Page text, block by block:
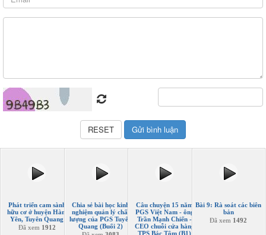
Phát triển cam sành
hữu cơ ở huyện Hàm
Yên, Tuyên Quang
Đã xem 1912
Chia sẻ bài học kinh
nghiệm quản lý chất
lượng của PGS Tuyên
Quang (Buổi 2)
Câu chuyện 15 năm
PGS Việt Nam - ông
Trần Mạnh Chiến -
CEO chuỗi cửa hàng
TPS Bác Tôm (B1)
Bài 9: Rà soát các biên
bản
Đã xem 1492